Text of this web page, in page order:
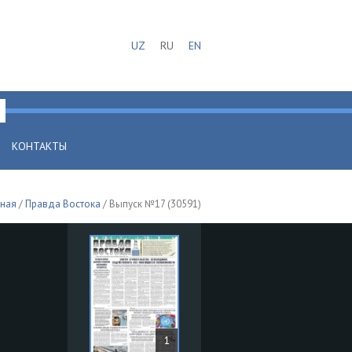
UZ RU EN
КОНТАКТЫ
/Правда Востока / Выпуск №17 (30591)
1